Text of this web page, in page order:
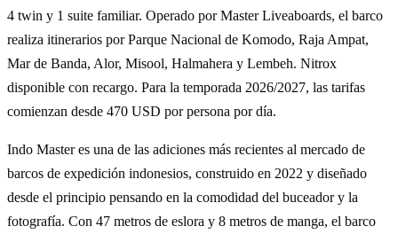
4 twin y 1 suite familiar. Operado por Master Liveaboards, el barco
realiza itinerarios porParque Nacional de Komodo, Raja Ampat,
Mar de Banda, Alor, Misool, Halmahera y Lembeh. Nitrox
disponible con recargo. Para la temporada 2026/2027, las tarifas
comienzan desde 470 USD por persona por día.
Indo Master es una de las adiciones más recientes al mercado de
barcos de expedición indonesios, construido en 2022 y diseñado
desde el principio pensando en la comodidad del buceador y la
fotografía. Con 47 metros de eslora y 8 metros de manga, el barco